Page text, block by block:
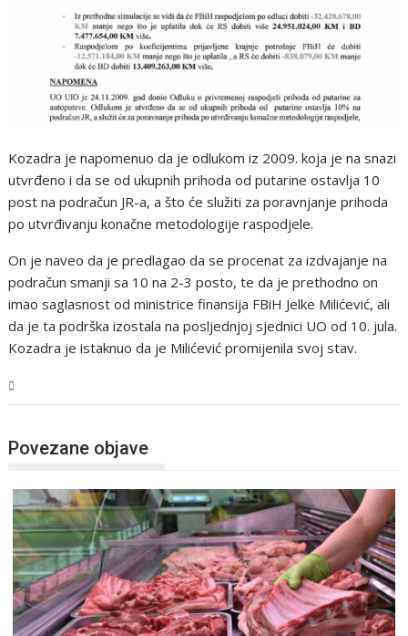
Kozadra je napomenuo da je odlukom iz 2009. koja je na snazi
utvrđeno i da se od ukupnih prihoda od putarine ostavlja 10
post na podračun JR-a, a što će služiti za poravnjanje prihoda
po utvrđivanju konačne metodologije raspodjele.
On je naveo da je predlagao da se procenat za izdvajanje na
podračun smanji sa 10 na 2-3 posto, te da je prethodno on
imao saglasnost od ministrice finansija FBiH Jelke Milićević, ali
da je ta podrška izostala na posljednjoj sjednici UO od 10. jula.
Kozadra je istaknuo da je Milićević promijenila svoj stav.
Povezane objave